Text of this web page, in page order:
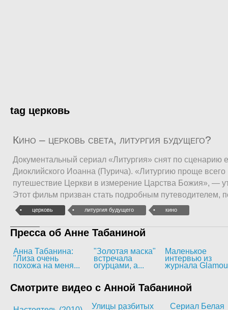
tag церковь
Кино – церковь света, литургия будущего?
Документальный сериал «Литургия» снят по сценарию
Диоклийского Иоанна (Пурича). «Литургию проще всего
путешествие Церкви в измерение Царства Божия», —
Этот фильм призван стать подробным путеводителем,
церковь литургия будущего кино
Пресса об Анне Табаниной
Анна Табанина:
"Лиза очень
похожа на меня...
"Золотая маска"
встречала
огурцами, а...
Маленькое
интервью из
журнала
Смотрите видео с Анной Табаниной
Улицы разбитых
Сериал Белая